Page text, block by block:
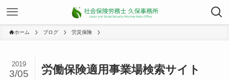
ホーム ブログ 労災保険
労働保険適用事業場検索サイト
2019
3/05